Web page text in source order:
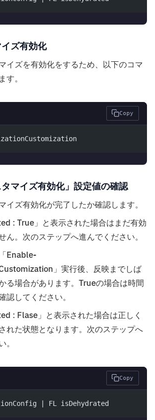
ズ有効化
イズを有効化をするため、以下のコマ
す。
Copy
マイズ有効化」設定値の確認
イズ有効化が完了したか確認します。
: True」と表示された場合はまだ有効
ん。次のステップへ進んでください。
Enable-
」実行後、反映までしば
る場合があります。Trueの場合は時間
認してください。
: Flase」と表示された場合は正しく
れた状態となります。次のステップへ
Copy
| FL isDehydrated